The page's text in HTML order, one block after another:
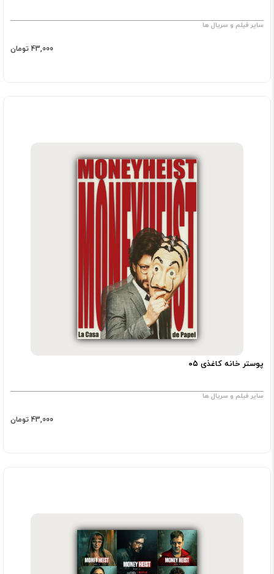
سایر فیلم و سریال ها
43,000 تومان
پوستر خانه کاغذی ۰۵
سایر فیلم و سریال ها
43,000 تومان